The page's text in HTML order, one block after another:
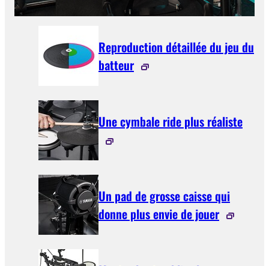
Reproduction détaillée du jeu du
batteur
Une cymbale ride plus réaliste
Un pad de grosse caisse qui
donne plus envie de jouer